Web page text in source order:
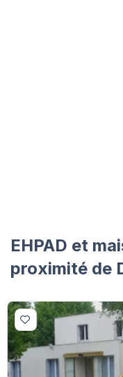
EHPAD et
proximité de